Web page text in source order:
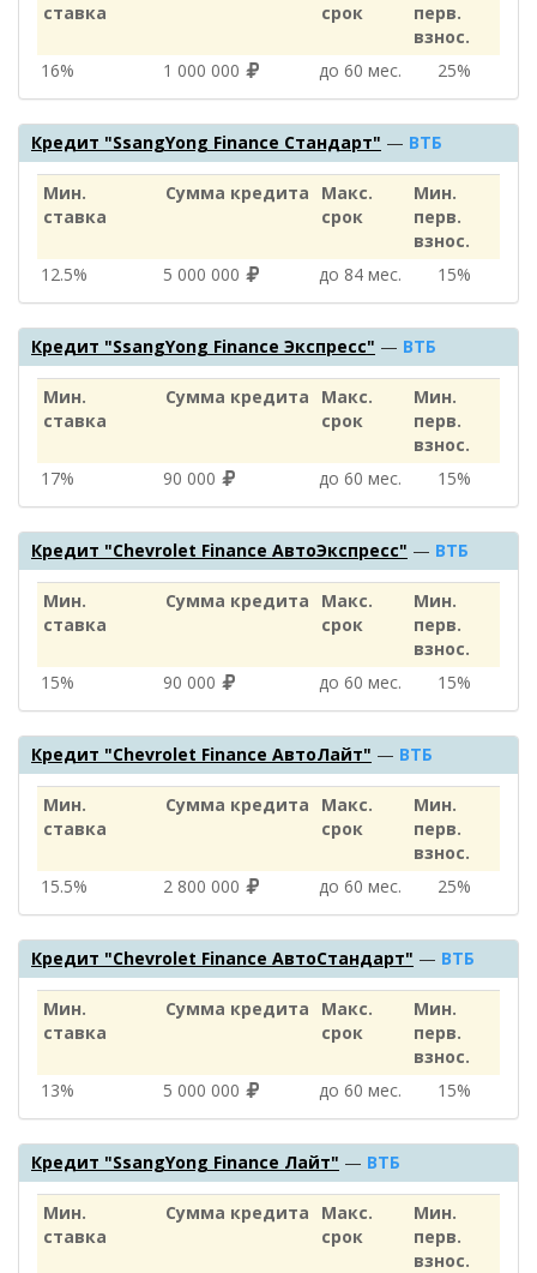
ставка срок
перв.
взнос.
16%
1 000 000 до 60 мес. 25%
Кредит "SsangYong Finance Стандарт" — ВТБ
Мин.
ставка
Сумма кредита
Макс.
срок
Мин.
перв.
взнос.
12.5%
5 000 000 до 84 мес. 15%
Кредит "SsangYong Finance Экспресс" — ВТБ
Мин.
ставка
Сумма кредита
Макс.
срок
Мин.
перв.
взнос.
17%
90 000 до 60 мес. 15%
Кредит "Chevrolet Finance АвтоЭкспресс" — ВТБ
Мин.
ставка
Сумма кредита
Макс.
срок
Мин.
перв.
взнос.
15%
90 000 до 60 мес. 15%
Кредит "Chevrolet Finance АвтоЛайт" — ВТБ
Мин.
ставка
Сумма кредита
Макс.
срок
Мин.
перв.
взнос.
15.5%
2 800 000 до 60 мес. 25%
Кредит "Chevrolet Finance АвтоСтандарт" — ВТБ
Мин.
ставка
Сумма кредита
Макс.
срок
Мин.
перв.
взнос.
13%
5 000 000 до 60 мес. 15%
Кредит "SsangYong Finance Лайт" — ВТБ
Мин.
ставка
Сумма кредита
Макс.
срок
Мин.
перв.
взнос.